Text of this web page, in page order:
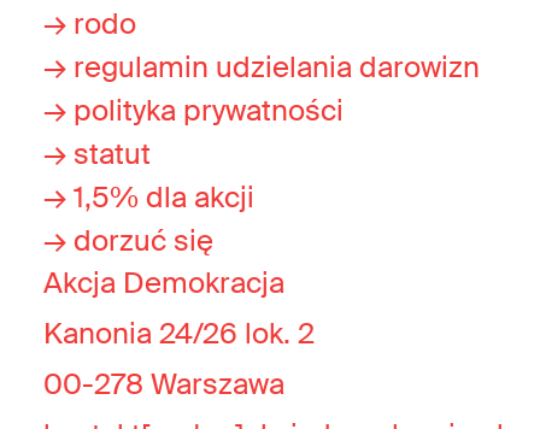
→ rodo
→ regulamin udzielania darowizn
→ polityka prywatności
→ statut
→ 1,5% dla akcji
→ dorzuć się
Akcja Demokracja
Kanonia 24/26 lok. 2
00-278 Warszawa